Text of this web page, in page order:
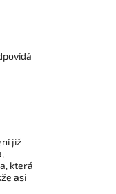
již
která
asi